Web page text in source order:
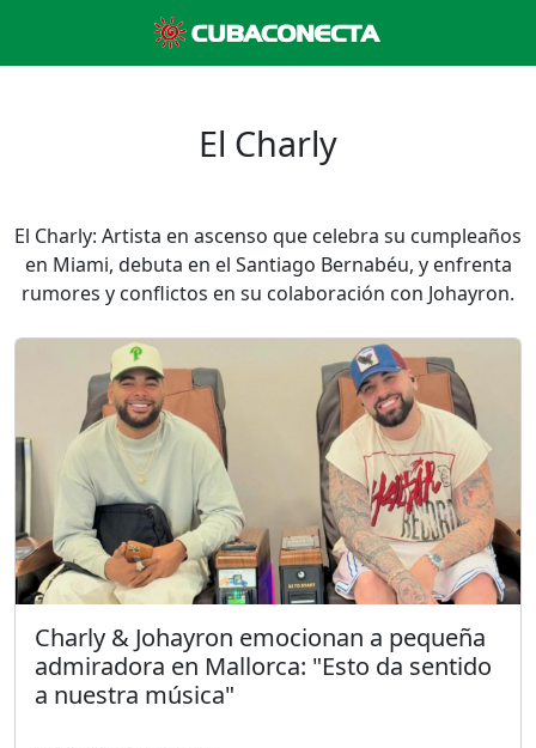
El Charly
El Charly: Artista en ascenso que celebra su cumpleaños
en Miami, debuta en el Santiago Bernabéu, y enfrenta
rumores y conflictos en su colaboración con Johayron.
Charly & Johayron emocionan a pequeña
admiradora en Mallorca: "Esto da sentido
a nuestra música"